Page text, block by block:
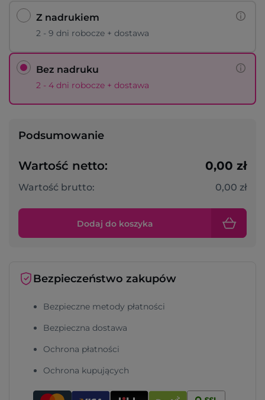
Z nadrukiem
2 - 9 dni robocze + dostawa
Bez nadruku
2 - 4 dni robocze + dostawa
Podsumowanie
Wartość netto: 0,00 zł
Wartość brutto: 0,00 zł
Dodaj do koszyka
Bezpieczeństwo zakupów
Bezpieczne metody płatności
Bezpieczna dostawa
Ochrona płatności
Ochrona kupujących